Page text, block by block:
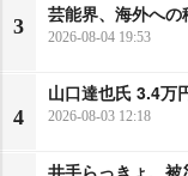
3
芸能界、海外への
2026-08-04 19:53
4
山口達也氏 3.4万
2026-08-03 12:18